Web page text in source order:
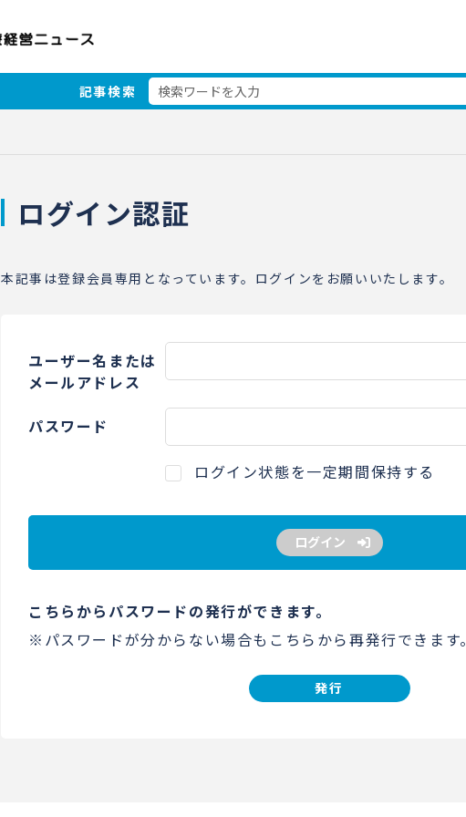
記事検索
ログイン認証
本記事は登録会員専用となっています。ログインをお願いいたします。
ユーザー名または
メールアドレス
パスワード
ログイン状態を一定期間保持する
ログイン
こちらからパスワードの発行ができます。
※パスワードが分からない場合もこちらから再発行できます。
発行